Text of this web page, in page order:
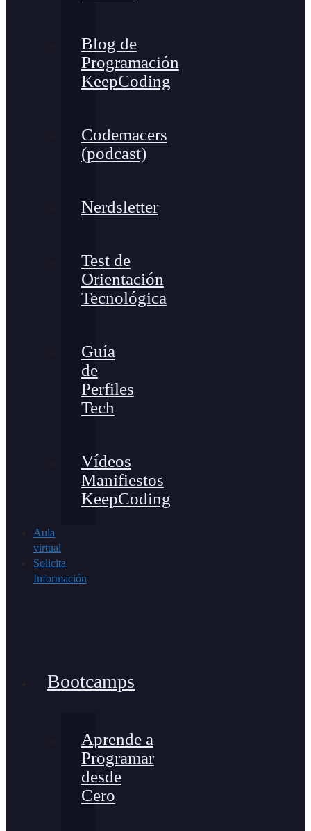
Blog de
Programación
KeepCoding
Codemacers
(podcast)
Nerdsletter
Test de
Orientación
Tecnológica
Guía
de
Perfiles
Tech
Vídeos
Manifiestos
KeepCoding
Aula
virtual
Solicita
Información
Bootcamps
Aprende a
Programar
desde
Cero